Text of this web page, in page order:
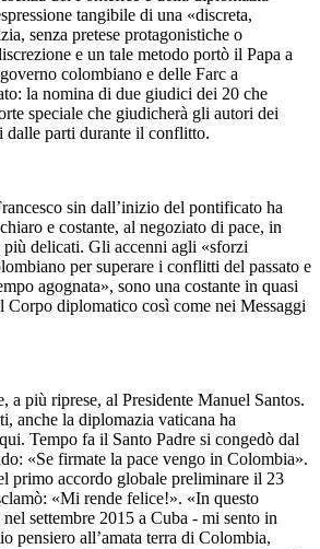
tangibile di una «discreta,
senza pretese protagonistiche o
e un tale metodo portò il Papa a
colombiano e delle Farc a
la nomina di due giudici dei 20 che
speciale che giudicherà gli autori dei
dalle parti durante il conflitto.
sin dall’inizio del pontificato ha
e costante, al negoziato di pace, in
più delicati. Gli accenni agli «sforzi
per superare i conflitti del passato e
agognata», sono una costante in quasi
Corpo diplomatico così come nei Messaggi
a più riprese, al Presidente Manuel Santos.
anche la diplomazia vaticana ha
Tempo fa il Santo Padre si congedò dal
«Se firmate la pace vengo in Colombia».
primo accordo globale preliminare il 23
«Mi rende felice!». «In questo
settembre 2015 a Cuba - mi sento in
pensiero all’amata terra di Colombia,